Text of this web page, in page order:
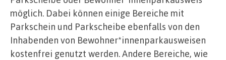
möglich. Dabei können einige Bereiche mit
Parkschein und Parkscheibe ebenfalls von den
Inhabenden von Bewohner*innenparkausweisen
kostenfrei genutzt werden. Andere Bereiche, wie